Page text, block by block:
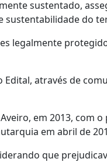
sustentado,
sustentabilidade do
legalmente
através de
em 2013, com
em abril de
que